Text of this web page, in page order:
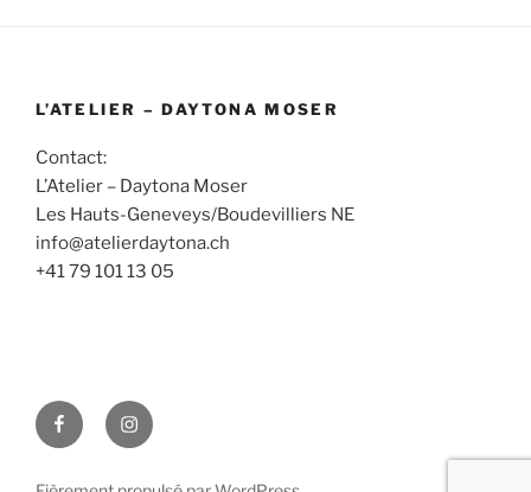
L’ATELIER – DAYTONA MOSER
Contact:
L’Atelier – Daytona Moser
Les Hauts-Geneveys/Boudevilliers NE
info@atelierdaytona.ch
+41 79 101 13 05
FacebookInstagram